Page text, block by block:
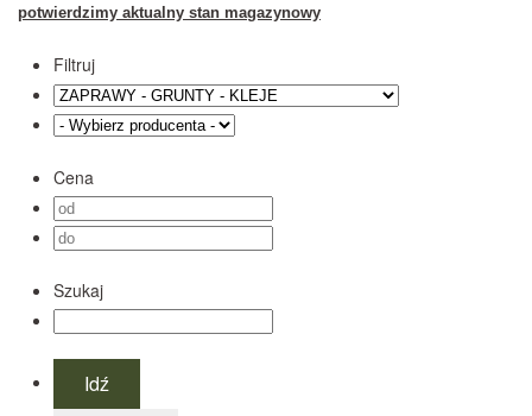
potwierdzimy aktualny stan magazynowy
Filtruj
Cena
Szukaj